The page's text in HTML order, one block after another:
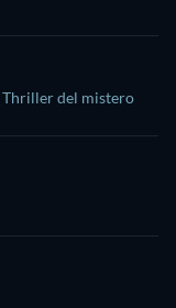
Thriller del mistero